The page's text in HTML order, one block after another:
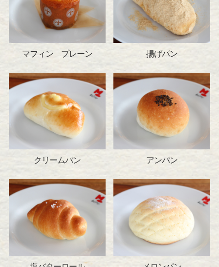
マフィン プレーン 揚げパン
クリームパン アンパン